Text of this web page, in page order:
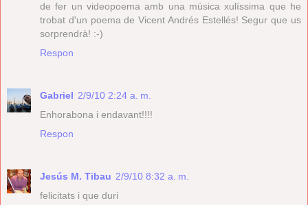
de fer un videopoema amb una música xulíssima que he
trobat d'un poema de Vicent Andrés Estellés! Segur que us
sorprendrà! :-)
Respon
Gabriel 2/9/10 2:24 a. m.
Enhorabona i endavant!!!!
Respon
Jesús M. Tibau 2/9/10 8:32 a. m.
felicitats i que duri